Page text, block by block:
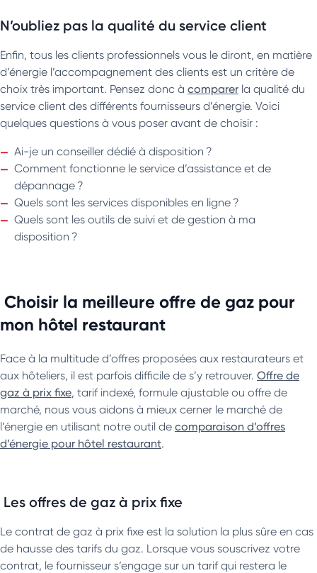
N’oubliez pas la qualité du service client
Enfin, tous les clients professionnels vous le diront, en matière
d’énergie l’accompagnement des clients est un critère de
choix très important. Pensez donc à comparer la qualité du
service client des différents fournisseurs d’énergie. Voici
quelques questions à vous poser avant de choisir :
Ai-je un conseiller dédié à disposition ?
Comment fonctionne le service d’assistance et de
dépannage ?
Quels sont les services disponibles en ligne ?
Quels sont les outils de suivi et de gestion à ma
disposition ?
Choisir la meilleure offre de gaz pour
mon hôtel restaurant
Face à la multitude d’offres proposées aux restaurateurs et
aux hôteliers, il est parfois difficile de s’y retrouver. Offre de
gaz à prix fixe, tarif indexé, formule ajustable ou offre de
marché, nous vous aidons à mieux cerner le marché de
l’énergie en utilisant notre outil de comparaison d’offres
d’énergie pour hôtel restaurant.
Les offres de gaz à prix fixe
Le contrat de gaz à prix fixe est la solution la plus sûre en cas
de hausse des tarifs du gaz. Lorsque vous souscrivez votre
contrat, le fournisseur s’engage sur un tarif qui restera le